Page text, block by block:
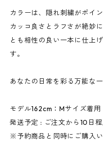
カラーは、隠れ刺繍がポイ
カッコ良さとラフさが絶妙
とも相性の良い一本に仕上
す。
あなたの日常を彩る万能な
モデル162cm：Mサイズ着用
発送予定 : ご注文から10日
※予約商品と同時にご購入